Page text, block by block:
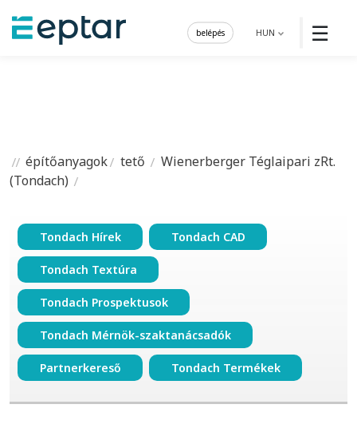
☰
HUN
belépés
építőanyagok tető
Wienerberger Téglaipari zRt.
(Tondach)
Tondach Hírek Tondach CAD
Tondach Textúra
Tondach Prospektusok
Tondach Mérnök-szaktanácsadók
Partnerkereső Tondach Termékek